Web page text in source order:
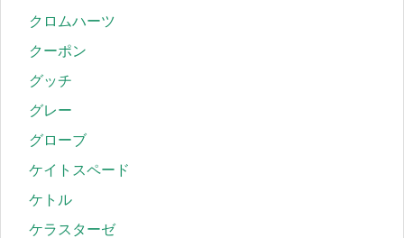
クロムハーツ
クーポン
グッチ
グレー
グローブ
ケイトスペード
ケトル
ケラスターゼ